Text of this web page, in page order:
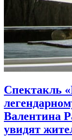
Спектакль
Валентина
увидят